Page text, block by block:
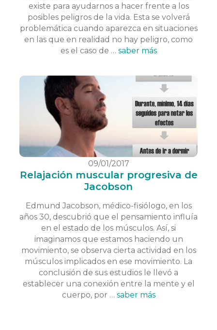
existe para ayudarnos a hacer frente a los
posibles peligros de la vida. Esta se volverá
problemática cuando aparezca en situaciones
en las que en realidad no hay peligro, como
es el caso de … saber más
09/01/2017
Relajación muscular progresiva de
Jacobson
Edmund Jacobson, médico-fisiólogo, en los
años 30, descubrió que el pensamiento influía
en el estado de los músculos. Así, si
imaginamos que estamos haciendo un
movimiento, se observa cierta actividad en los
músculos implicados en ese movimiento. La
conclusión de sus estudios le llevó a
establecer una conexión entre la mente y el
cuerpo, por … saber más